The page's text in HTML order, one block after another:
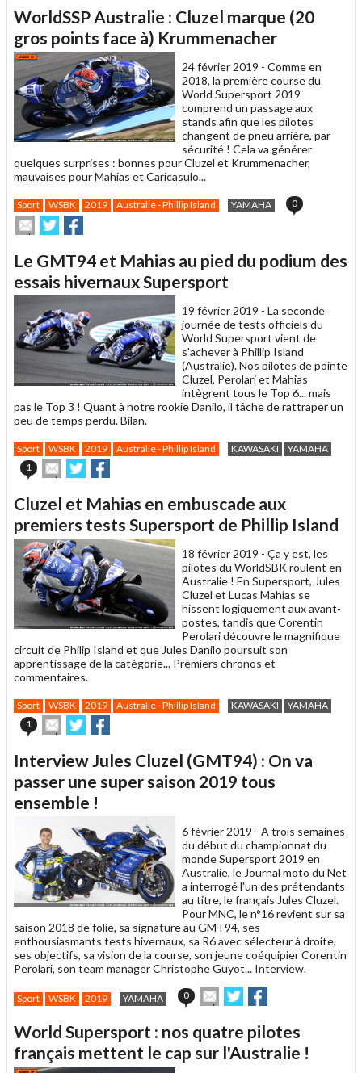
à
un
ami
WorldSSP Australie : Cluzel marque (20
gros points face à) Krummenacher
24 février 2019 - Comme en
2018, la première course du
World Supersport 2019
comprend un passage aux
stands afin que les pilotes
changent de pneu arrière, par
sécurité ! Cela va générer
quelques surprises : bonnes pour Cluzel et Krummenacher,
mauvaises pour Mahias et Caricasulo...
Sport WSBK 2019 Australie - Phillip Island YAMAHA 0
Envoyer
cet
à
un
ami
Partager
sur
sur
Le GMT94 et Mahias au pied du podium des
essais hivernaux Supersport
19 février 2019 - La seconde
journée de tests officiels du
World Supersport vient de
s'achever à Phillip Island
(Australie). Nos pilotes de pointe
Cluzel, Perolari et Mahias
intègrent tous le Top 6... mais
pas le Top 3 ! Quant à notre rookie Danilo, il tâche de rattraper un
peu de temps perdu. Bilan.
Sport WSBK 2019 Australie - Phillip Island KAWASAKI
YAMAHA
1
Envoyer
cet
à
un
ami
Partager
sur sur
Cluzel et Mahias en embuscade aux
premiers tests Supersport de Phillip Island
18 février 2019 - Ça y est, les
pilotes du WorldSBK roulent en
Australie ! En Supersport, Jules
Cluzel et Lucas Mahias se
hissent logiquement aux avant-
postes, tandis que Corentin
Perolari découvre le magnifique
circuit de Philip Island et que Jules Danilo poursuit son
apprentissage de la catégorie... Premiers chronos et
commentaires.
Sport WSBK 2019 Australie - Phillip Island KAWASAKI
YAMAHA
1
Envoyer
cet
à
un
ami
Partager
sur sur
Interview Jules Cluzel (GMT94) : On va
passer une super saison 2019 tous
ensemble !
6 février 2019 - A trois semaines
du début du championnat du
monde Supersport 2019 en
Australie, le Journal moto du Net
a interrogé l'un des prétendants
au titre, le français Jules Cluzel.
Pour MNC, le n°16 revient sur sa
saison 2018 de folie, sa signature au GMT94, ses
enthousiasmants tests hivernaux, sa R6 avec sélecteur à droite,
ses objectifs, sa vision de la course, son jeune coéquipier Corentin
Perolari, son team manager Christophe Guyot... Interview.
Sport WSBK 2019 YAMAHA 0
Envoyer
cet
à
un
ami
Partager
sur sur
World Supersport : nos quatre pilotes
français mettent le cap sur l'Australie !